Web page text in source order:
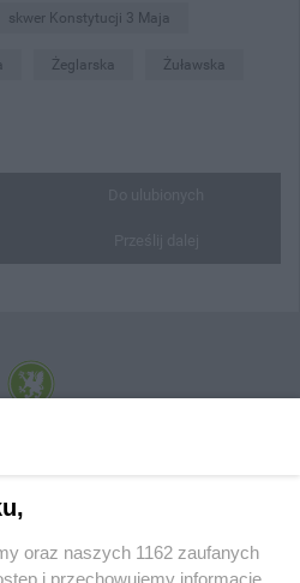
skwer Konstytucji 3 Maja
Żeglarska Żuławska
Internetowy Serwis Informacyjny Miasta
oraz naszych 1162 zaufanych
i przechowujemy informacje